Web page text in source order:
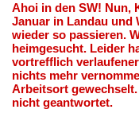
Ahoi in den SW! Nun,
Januar in Landau und
wieder so passieren.
heimgesucht. Leider
vortrefflich
nichts mehr
Arbeitsort
nicht geantwortet.